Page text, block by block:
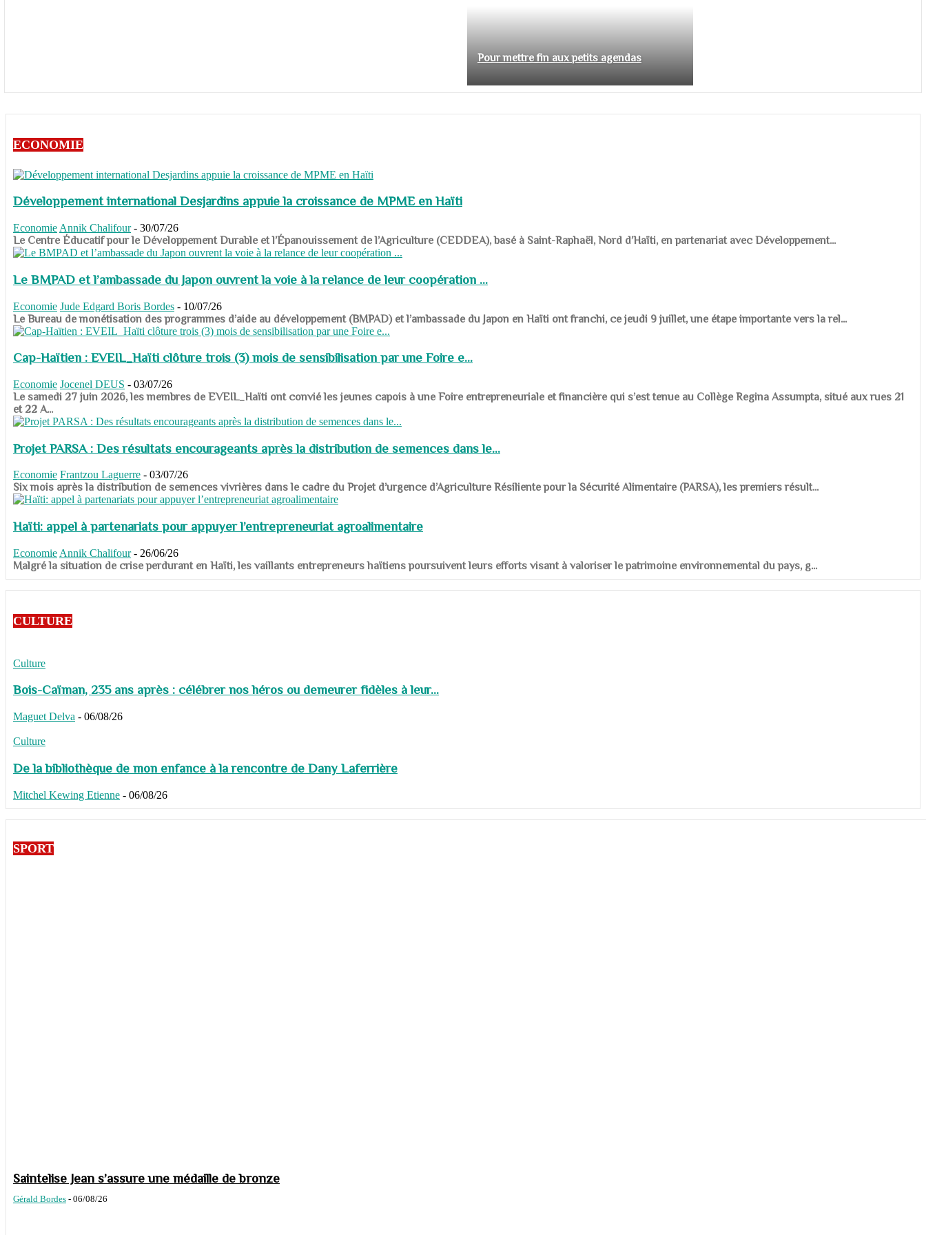
Pour mettre fin aux petits agendas
ECONOMIE
Développement international Desjardins appuie la croissance de MPME en Haïti
Economie Annik Chalifour - 30/07/26
​​​​​​​Le Centre Éducatif pour le Développement Durable et l’Épanouissement de l’Agriculture (CEDDEA), basé à Saint-Raphaël, Nord d’Haïti, en partenariat avec Développement...
Le BMPAD et l’ambassade du Japon ouvrent la voie à la relance de leur coopération ...
Economie Jude Edgard Boris Bordes - 10/07/26
​​​​​​​Le Bureau de monétisation des programmes d’aide au développement (BMPAD) et l’ambassade du Japon en Haïti ont franchi, ce jeudi 9 juillet, une étape importante vers la rel...
Cap-Haïtien : EVEIL_Haïti clôture trois (3) mois de sensibilisation par une Foire e...
Economie Jocenel DEUS - 03/07/26
Le samedi 27 juin 2026, les membres de EVEIL_Haïti ont convié les jeunes capois à une Foire entrepreneuriale et financière qui s’est tenue au Collège Regina Assumpta, situé aux rues 21
et 22 A...
Projet PARSA : Des résultats encourageants après la distribution de semences dans le...
Economie Frantzou Laguerre - 03/07/26
​​​​​​​Six mois après la distribution de semences vivrières dans le cadre du Projet d’urgence d’Agriculture Résiliente pour la Sécurité Alimentaire (PARSA), les premiers résult...
Haïti: appel à partenariats pour appuyer l’entrepreneuriat agroalimentaire
Economie Annik Chalifour - 26/06/26
​​​​​​​Malgré la situation de crise perdurant en Haïti, les vaillants entrepreneurs haïtiens poursuivent leurs efforts visant à valoriser le patrimoine environnemental du pays, g...
CULTURE
Culture
Bois-Caïman, 235 ans après : célébrer nos héros ou demeurer fidèles à leur...
Maguet Delva - 06/08/26
Culture
De la bibliothèque de mon enfance à la rencontre de Dany Laferrière
Mitchel Kewing Etienne - 06/08/26
SPORT
Saintelise Jean s’assure une médaille de bronze
Gérald Bordes - 06/08/26